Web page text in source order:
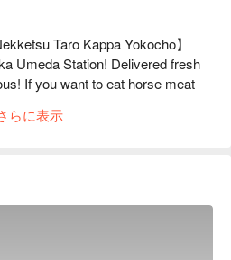
Taro Kappa Yokocho】
Umeda Station! Delivered fresh
If you want to eat horse meat
3-minute walk from Osaka
dishes delivered directly from
meat dishes, including fresh horse
らに表示